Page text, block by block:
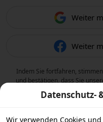
Weiter
Weiter
Indem Sie fortfahren,
und bestätigen, dass Sie
Datenschutz-
Wir verwenden Cookies